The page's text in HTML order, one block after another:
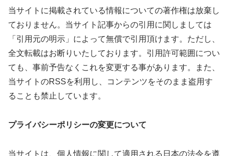
当サイトに掲載されている情報についての著作権は放棄し
ておりません。当サイト記事からの引用に関しましては
「引用元の明示」によって無償で引用頂けます。ただし、
全文転載はお断りいたしております。引用許可範囲につい
ても、事前予告なくこれを変更する事があります。また、
当サイトのRSSを利用し、コンテンツをそのまま盗用す
ることも禁止しています。
プライバシーポリシーの変更について
当サイトは、個人情報に関して適用される日本の法令を遵